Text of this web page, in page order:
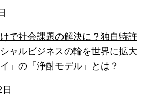
ール
方針
で社会課題の解決に？独自特許
ャルビジネスの輪を世界に拡大
」の「浄酎モデル」とは？